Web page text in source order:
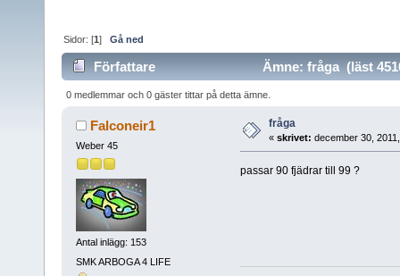
Sidor: [1]Gå ned
Författare Ämne: fråga (läst
0 medlemmar och 0 gäster tittar på detta ämne.
Falconeir1
Weber 45
Antal inlägg: 153
SMK ARBOGA 4 LIFE
fråga
« skrivet: december 30,
passar 90 fjädrar till 99 ?